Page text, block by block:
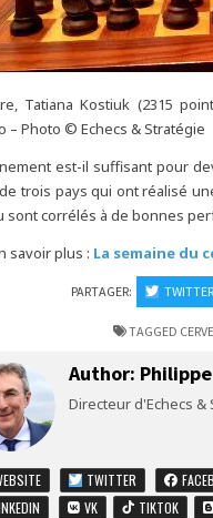
Tatiana Kostiuk (2315
– Photo © Echecs & Stratégie
est-il suffisant pour
trois pays qui ont réalisé
sont corrélés à de bonnes
savoir plus : La semaine du
PARTAGER: TWITTER
TAGGED
Author: Philippe
Directeur d'Echecs &
TWITTER
VK TIKTOK